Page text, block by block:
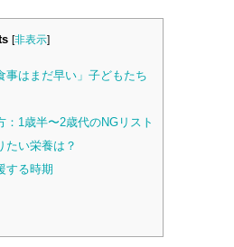
[非表示]
事はまだ早い」子どもたち
：1歳半〜2歳代のNGリスト
たい栄養は？
する時期